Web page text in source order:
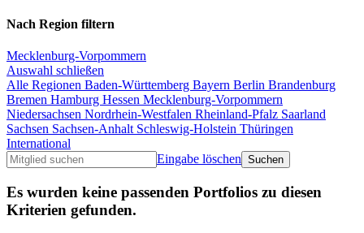
Nach Region filtern
Mecklenburg-Vorpommern
Auswahl schließen
Alle Regionen Baden-Württemberg Bayern Berlin Brandenburg
Bremen Hamburg Hessen Mecklenburg-Vorpommern
Niedersachsen Nordrhein-Westfalen Rheinland-Pfalz Saarland
Sachsen Sachsen-Anhalt Schleswig-Holstein Thüringen
International
Eingabe löschen
Es wurden keine passenden Portfolios zu diesen
Kriterien gefunden.